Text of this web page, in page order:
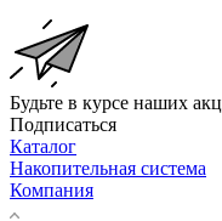
Будьте в курсе наших
Подписаться
Каталог
Накопительная система
Компания